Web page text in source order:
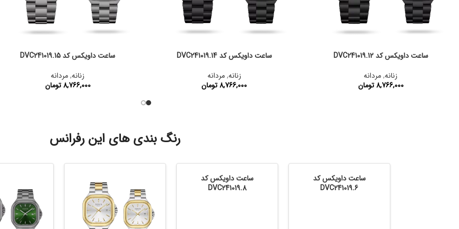
ساعت داویکس کد DVC241019.12
زنانه,مردانه
8,766,000 تومان
ساعت داویکس کد DVC241019.14
زنانه,مردانه
8,766,000 تومان
ساعت داویکس کد DVC241019.15
زنانه,مردانه
8,766,000 تومان
رنگ بندی های این رفرانس
ساعت داویکس کد
DVC241019.6
ساعت داویکس کد
DVC241019.8